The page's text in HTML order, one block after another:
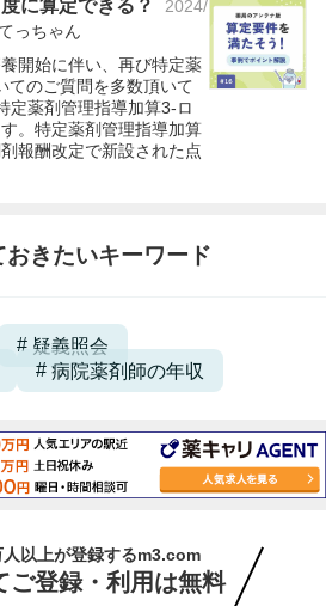
に算定できる？
2024/
っちゃん
開始に伴い、再び特定薬
てのご質問を多数頂いて
定薬剤管理指導加算3-ロ
。特定薬剤管理指導加算
報酬改定で新設された点
きたいキーワード
疑義照会
病院薬剤師の年収
以上が登録するm3.com
ご登録・利用は無料